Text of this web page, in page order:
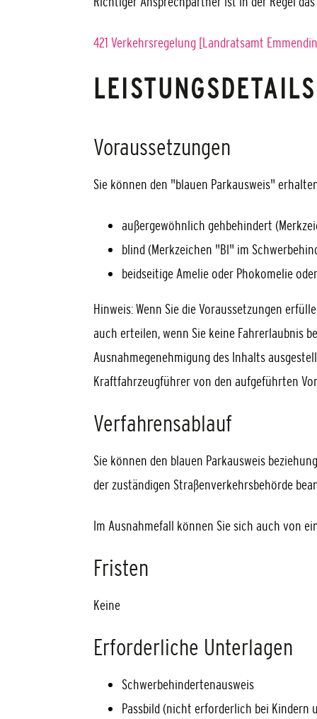
421 Verkehrsregelung [Landratsamt
LEISTUNGSDETAILS
Voraussetzungen
Sie können den "blauen Parkausweis"
außergewöhnlich gehbehindert
blind (Merkzeichen "Bl" im
beidseitige Amelie oder Phokomelie
Hinweis:Wenn Sie die Voraussetzungen
auch erteilen, wenn Sie keine Fahrerlaubnis
Ausnahmegenehmigung des Inhalts
Kraftfahrzeugführer von den aufgeführten
Verfahrensablauf
Sie können den blauen Parkausweis
der zuständigen Straßenverkehrsbehörde
Im Ausnahmefall können Sie sich auch von
Fristen
Keine
Erforderliche Unterlagen
Schwerbehindertenausweis
Passbild (nicht erforderlich bei Kindern